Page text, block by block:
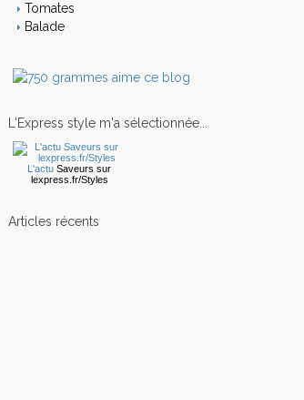
Tomates
Balade
L'Express style m'a sélectionnée...
L'actu Saveurs sur
lexpress.fr/Styles
articles récents